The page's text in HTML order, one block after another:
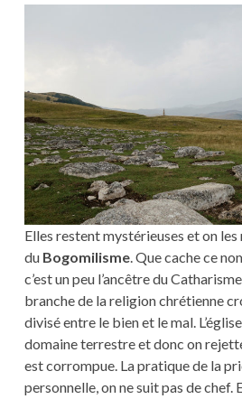
Elles restent mystérieuses et on
du Bogomilisme. Que cache ce
c’est un peu l’ancêtre du
branche de la religion chrétienne
divisé entre le bien et le mal.
domaine terrestre et donc on
est corrompue. La pratique de la
personnelle, on ne suit pas de chef.